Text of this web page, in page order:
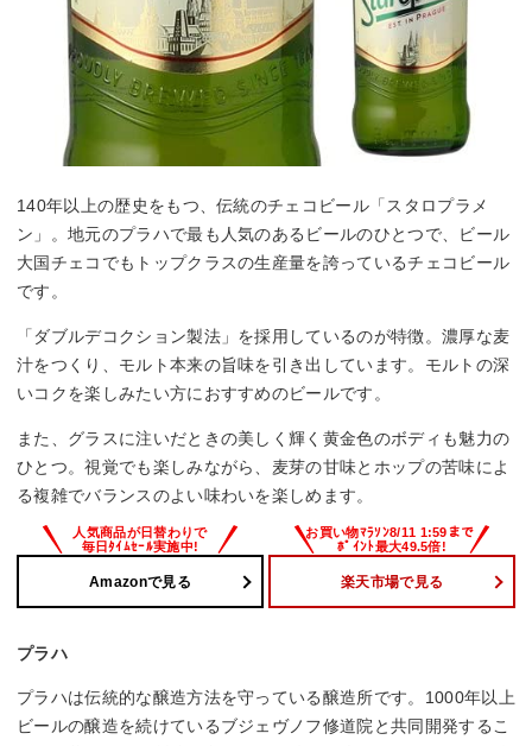
140年以上の歴史をもつ、伝統のチェコビール「スタロプラメ
ン」。地元のプラハで最も人気のあるビールのひとつで、ビール
大国チェコでもトップクラスの生産量を誇っているチェコビール
です。
「ダブルデコクション製法」を採用しているのが特徴。濃厚な麦
汁をつくり、モルト本来の旨味を引き出しています。モルトの深
いコクを楽しみたい方におすすめのビールです。
また、グラスに注いだときの美しく輝く黄金色のボディも魅力の
ひとつ。視覚でも楽しみながら、麦芽の甘味とホップの苦味によ
る複雑でバランスのよい味わいを楽しめます。
Amazonで見る 楽天市場で見る
プラハ
プラハは伝統的な醸造方法を守っている醸造所です。1000年以上
ビールの醸造を続けているブジェヴノフ修道院と共同開発するこ